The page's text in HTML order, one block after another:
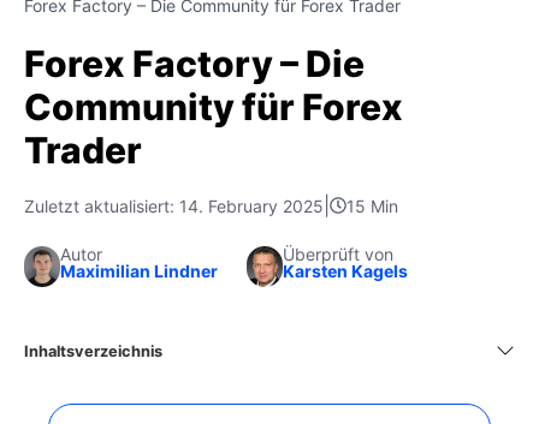
Forex Factory – Die Community für Forex Trader
Forex Factory – Die
Community für Forex
Trader
Zuletzt aktualisiert: 14. February 2025 15 Min
Autor
Maximilian Lindner
Überprüft von
Karsten Kagels
Inhaltsverzeichnis